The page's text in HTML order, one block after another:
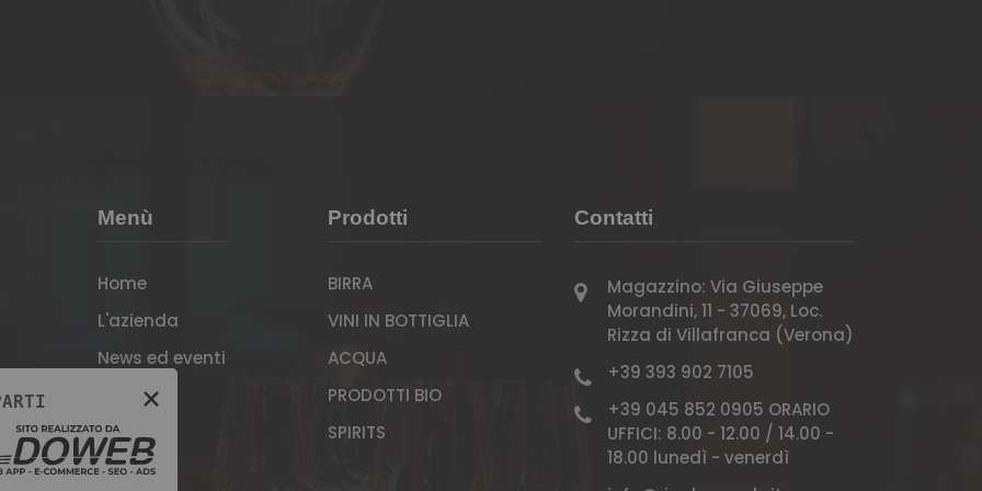
Menù
Home
L'azienda
News ed eventi
Contatti
Prodotti
BIRRA
VINI IN BOTTIGLIA
ACQUA
PRODOTTI BIO
SPIRITS
Contatti
Magazzino: Via Giuseppe
Morandini, 11 - 37069, Loc.
Rizza di Villafranca (Verona)
+39 393 902 7105
+39 045 852 0905 ORARIO
UFFICI: 8.00 - 12.00 / 14.00 -
18.00 lunedì - venerdì
×